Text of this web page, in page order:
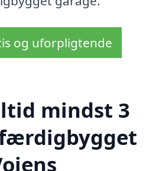
og uforpligtende
mindst 3